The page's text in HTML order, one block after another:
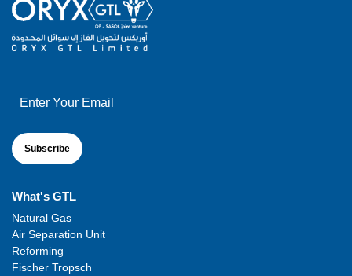
What's GTL
Natural Gas
Air Separation Unit
Reforming
Fischer Tropsch